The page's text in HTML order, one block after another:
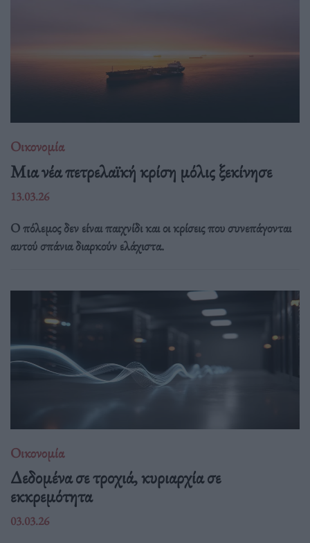
Οικονομία
Μια νέα πετρελαϊκή κρίση μόλις ξεκίνησε
13.03.26
Ο πόλεμος δεν είναι παιχνίδι και οι κρίσεις που συνεπάγονται
αυτού σπάνια διαρκούν ελάχιστα.
Οικονομία
Δεδομένα σε τροχιά, κυριαρχία σε
εκκρεμότητα
03.03.26